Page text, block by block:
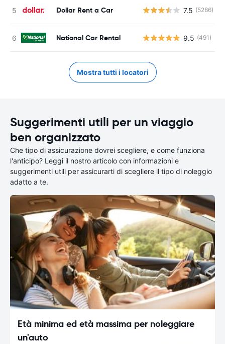
Dollar Rent a Car 7.5 (5286)
National Car Rental 9.5 (491)
Mostra tutti i locatori
Suggerimenti utili per un viaggio
ben organizzato
Che tipo di assicurazione dovrei scegliere, e come funziona
l'anticipo? Leggi il nostro articolo con informazioni e
suggerimenti utili per assicurarti di scegliere il tipo di noleggio
adatto a te.
Età minima ed età massima per noleggiare
un'auto